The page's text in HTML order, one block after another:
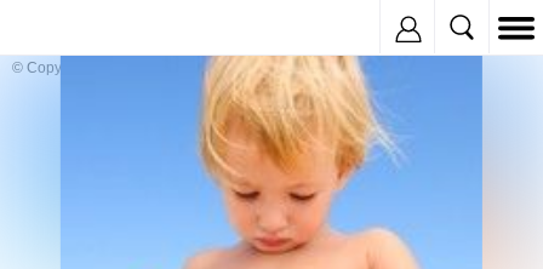
© Copyright: